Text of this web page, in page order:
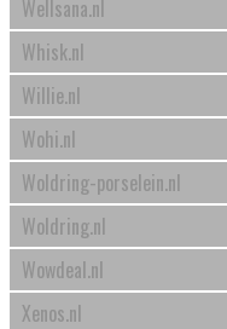
Wellsana.nl
Whisk.nl
Willie.nl
Wohi.nl
Woldring-porselein.nl
Woldring.nl
Wowdeal.nl
Xenos.nl